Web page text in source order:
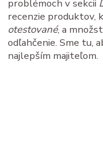
problémoch v sekcii
recenzie produktov,
otestované, a
odľahčenie. Sme tu,
najlepším majiteľom.